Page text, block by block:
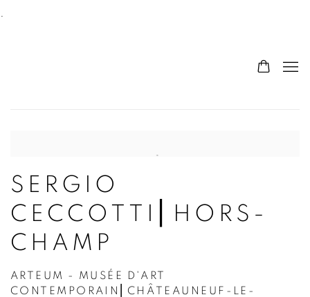
.
SERGIO
CECCOTTI⎜HORS-
CHAMP
ARTEUM - MUSÉE D'ART
CONTEMPORAIN⎜CHÂTEAUNEUF-LE-